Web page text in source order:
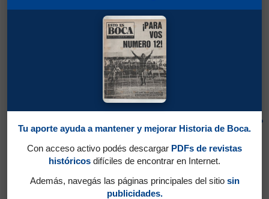
17
Ábila, Ramón Darío
Tu aporte ayuda a mantener y mejorar Historia de Boca.
Con acceso activo podés descargar PDFs de revistas
históricos difíciles de encontrar en Internet.
Además, navegás las páginas principales del sitio sin
publicidades.